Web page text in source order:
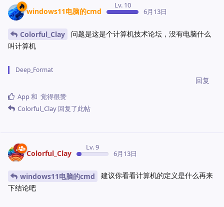
windows11电脑的cmd
Lv. 10
6月13日
Colorful_Clay
问题是这是个计算机技术论坛，没有电脑什么
叫计算机
Deep_Format
回复
App和 觉得很赞
Colorful_Clay 回复了此帖
Colorful_Clay
Lv. 9
6月13日
windows11电脑的cmd
建议你看看计算机的定义是什么再来
下结论吧